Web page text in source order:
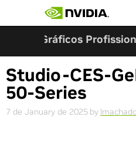
Gráficos
Studio-CES-
50-Series
7 de January de 2025 by lmachado